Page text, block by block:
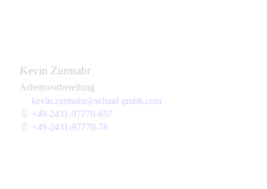
Kevin Zurmahr
Arbeitsvorbereitung
kevin.zurmahr@schaaf-gmbh.com
+49-2431-97770-657
+49-2431-97770-78